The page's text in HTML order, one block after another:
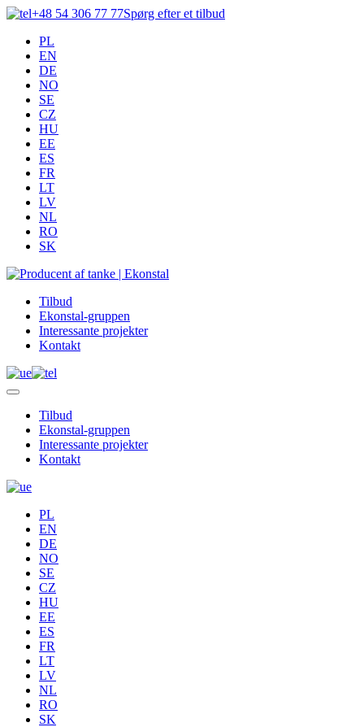
+48 54 306 77 77Spørg efter et tilbud
PL
EN
DE
NO
SE
CZ
HU
EE
ES
FR
LT
LV
NL
RO
SK
Tilbud
Ekonstal-gruppen
Interessante projekter
Kontakt
Tilbud
Ekonstal-gruppen
Interessante projekter
Kontakt
PL
EN
DE
NO
SE
CZ
HU
EE
ES
FR
LT
LV
NL
RO
SK